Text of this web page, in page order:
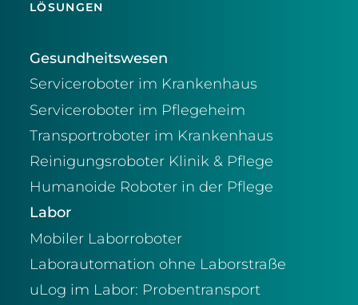
LÖSUNGEN
Gesundheitswesen
Serviceroboter im Krankenhaus
Serviceroboter im Pflegeheim
Transportroboter im Krankenhaus
Reinigungsroboter Klinik & Pflege
Humanoide Roboter in der Pflege
Labor
Mobiler Laborroboter
Laborautomation ohne Laborstraße
uLog im Labor: Probentransport